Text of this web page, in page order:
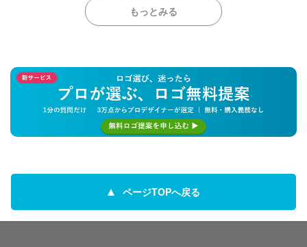
もっとみる
ページTOPへ戻る